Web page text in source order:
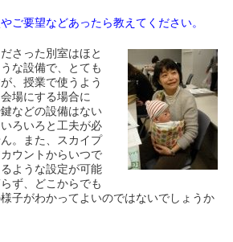
ご要望などあったら教えてください。
さった別室はほと
な設備で、とても
、授業で使うよう
場にする場合に
などの設備はない
ろいろと工夫が必
。また、スカイプ
ウントからいつで
ような設定が可能
ず、どこからでも
子がわかってよいのではないでしょうか